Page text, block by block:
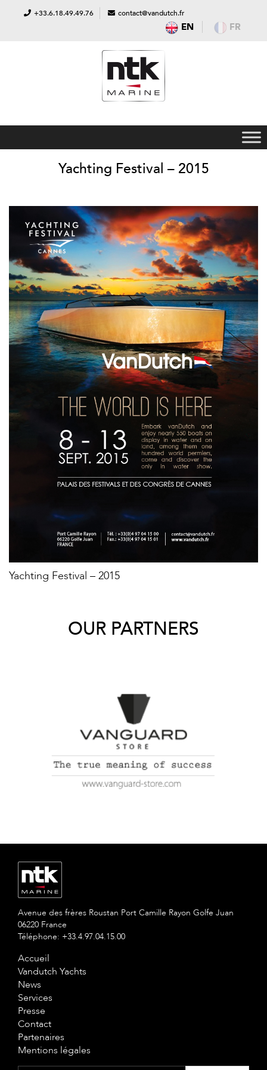
+33.6.18.49.49.76 contact@vandutch.fr
EN FR
Yachting Festival – 2015
Yachting Festival – 2015
OUR PARTNERS
Avenue des frères Roustan Port Camille Rayon Golfe Juan
06220 France
Téléphone: +33.4.97.04.15.00
Accueil
Vandutch Yachts
News
Services
Presse
Contact
Partenaires
Mentions légales